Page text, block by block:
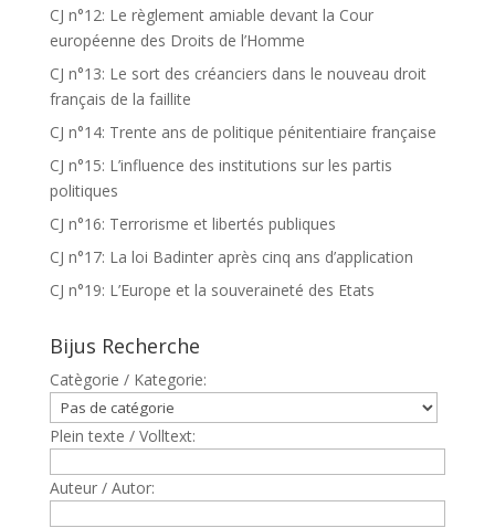
CJ n°12: Le règlement amiable devant la Cour
européenne des Droits de l’Homme
CJ n°13: Le sort des créanciers dans le nouveau droit
français de la faillite
CJ n°14: Trente ans de politique pénitentiaire française
CJ n°15: L’influence des institutions sur les partis
politiques
CJ n°16: Terrorisme et libertés publiques
CJ n°17: La loi Badinter après cinq ans d’application
CJ n°19: L’Europe et la souveraineté des Etats
Bijus Recherche
Catègorie / Kategorie:
Plein texte / Volltext:
Auteur / Autor: